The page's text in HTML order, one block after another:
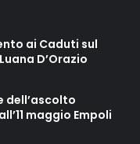
ai Caduti sul
D’Orazio
dell’ascolto
maggio Empoli